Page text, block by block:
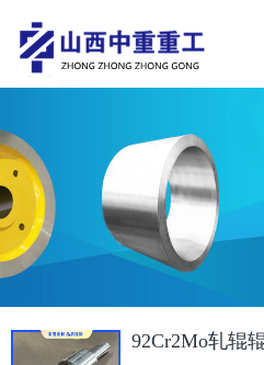
92Cr2Mo轧辊